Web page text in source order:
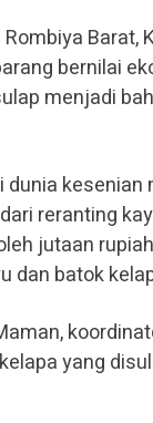
Barat,
bernilai
menjadi
dunia kesenian
reranting
jutaan
dan batok
yang